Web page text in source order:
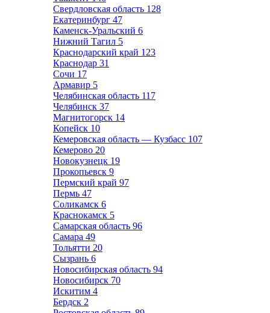
Свердловская область 128
Екатеринбург 47
Каменск-Уральский 6
Нижний Тагил 5
Краснодарский край 123
Краснодар 31
Сочи 17
Армавир 5
Челябинская область 117
Челябинск 37
Магнитогорск 14
Копейск 10
Кемеровская область — Кузбасс 107
Кемерово 20
Новокузнецк 19
Прокопьевск 9
Пермский край 97
Пермь 47
Соликамск 6
Краснокамск 5
Самарская область 96
Самара 49
Тольятти 20
Сызрань 6
Новосибирская область 94
Новосибирск 70
Искитим 4
Бердск 2